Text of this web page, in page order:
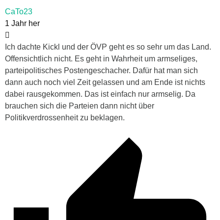
CaTo23
1 Jahr her
Ich dachte Kickl und der ÖVP geht es so sehr um das Land.
Offensichtlich nicht. Es geht in Wahrheit um armseliges,
parteipolitisches Postengeschacher. Dafür hat man sich
dann auch noch viel Zeit gelassen und am Ende ist nichts
dabei rausgekommen. Das ist einfach nur armselig. Da
brauchen sich die Parteien dann nicht über
Politikverdrossenheit zu beklagen.